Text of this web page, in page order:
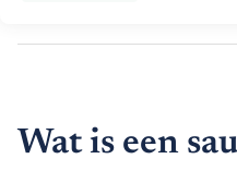
Wat is een